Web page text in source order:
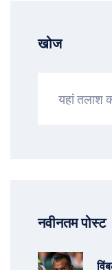
खोज
नवीनतम पोस्ट